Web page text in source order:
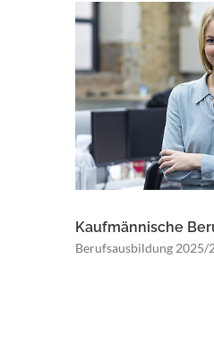
Kaufmännische
Berufsausbildung 2025/